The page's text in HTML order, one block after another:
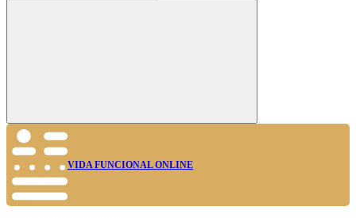
Buscar
VIDA FUNCIONAL ONLINE